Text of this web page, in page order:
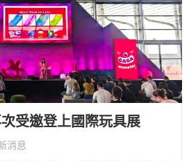
受邀登上國際玩具展
消息